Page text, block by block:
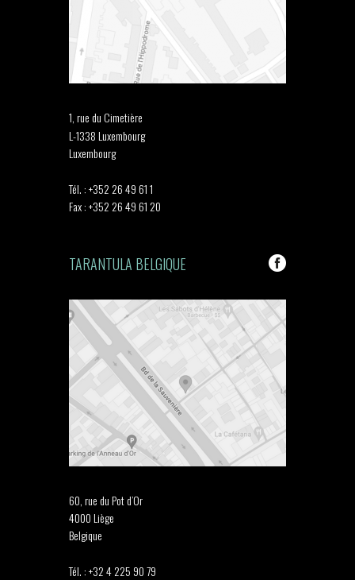
1, rue du Cimetière
L-1338 Luxembourg
Luxembourg
Tél. : +352 26 49 61 1
Fax : +352 26 49 61 20
TARANTULA BELGIQUE
60, rue du Pot d’Or
4000 Liège
Belgique
Tél. : +32 4 225 90 79